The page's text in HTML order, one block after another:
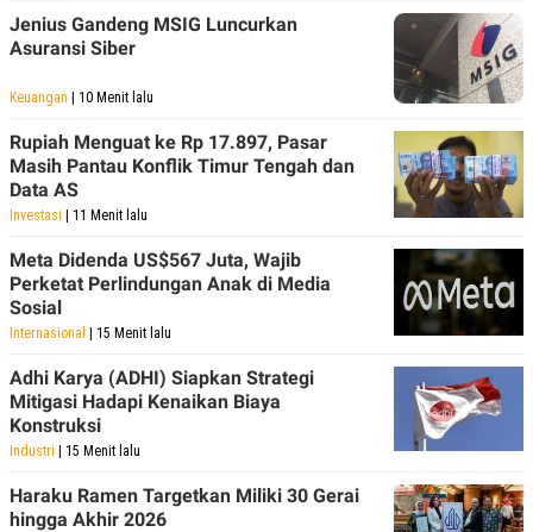
Jenius Gandeng MSIG Luncurkan
Asuransi Siber
Keuangan | 10 Menit lalu
Rupiah Menguat ke Rp 17.897, Pasar
Masih Pantau Konflik Timur Tengah dan
Data AS
Investasi | 11 Menit lalu
Meta Didenda US$567 Juta, Wajib
Perketat Perlindungan Anak di Media
Sosial
Internasional | 15 Menit lalu
Adhi Karya (ADHI) Siapkan Strategi
Mitigasi Hadapi Kenaikan Biaya
Konstruksi
Industri | 15 Menit lalu
Haraku Ramen Targetkan Miliki 30 Gerai
hingga Akhir 2026